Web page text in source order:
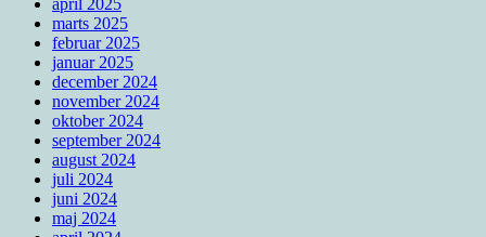
marts 2025
februar 2025
januar 2025
december 2024
november 2024
oktober 2024
september 2024
august 2024
juli 2024
juni 2024
maj 2024